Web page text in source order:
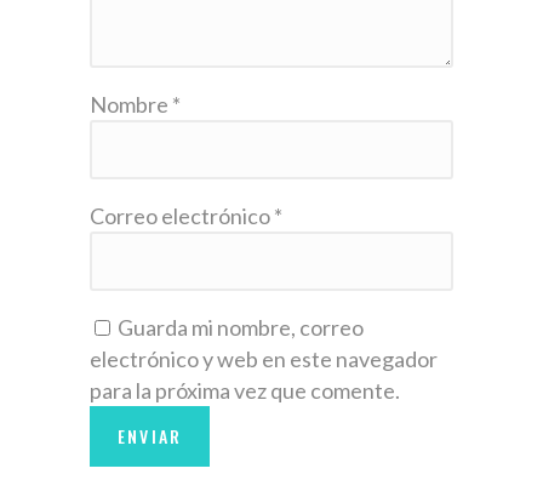
Nombre *
Correo electrónico*
Guarda mi nombre, correo
electrónico y web en este navegador
para la próxima vez que comente.